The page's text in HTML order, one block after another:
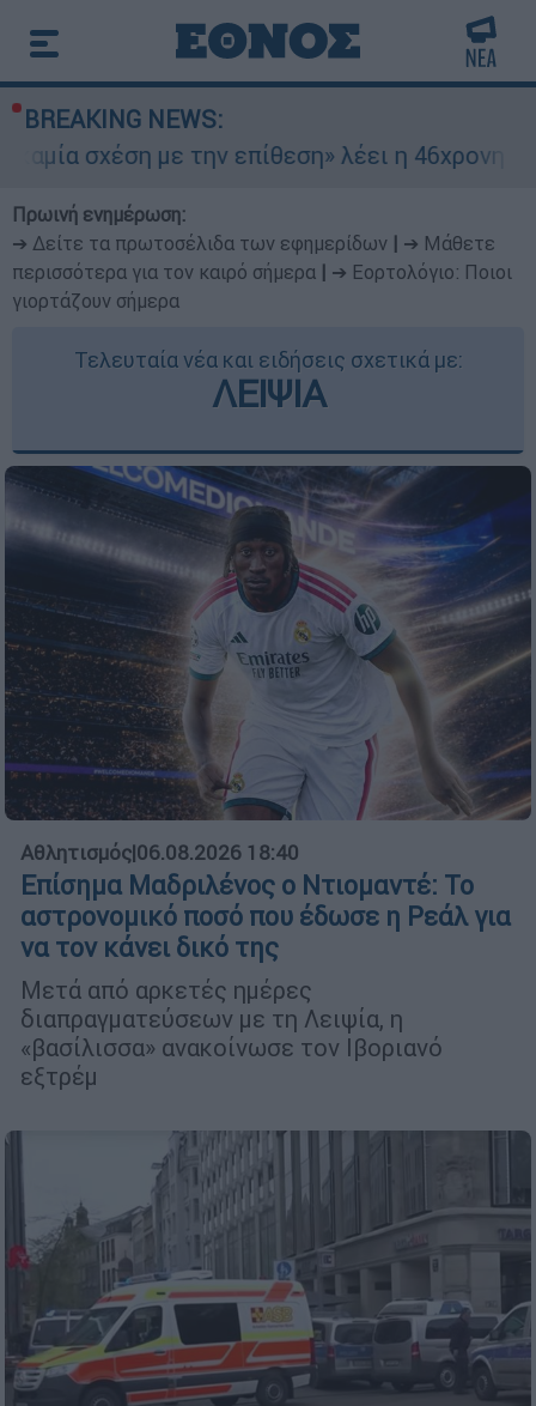
BREAKING NEWS:
την επίθεση» λέει η 46χρονη - Τι
Πρωινή ενημέρωση:
➔ Δείτε τα πρωτοσέλιδα των εφημερίδων
➔ Μάθετε
περισσότερα για τον καιρό σήμερα
➔ Εορτολόγιο: Ποιοι
γιορτάζουν σήμερα
Τελευταία νέα και ειδήσεις σχετικά με:
ΛΕΙΨΙΑ
Αθλητισμός|06.08.2026 18:40
Επίσημα Μαδριλένος ο Ντιομαντέ: Το
αστρονομικό ποσό που έδωσε η Ρεάλ για
να τον κάνει δικό της
Μετά από αρκετές ημέρες
διαπραγματεύσεων με τη Λειψία, η
«βασίλισσα» ανακοίνωσε τον Ιβοριανό
εξτρέμ